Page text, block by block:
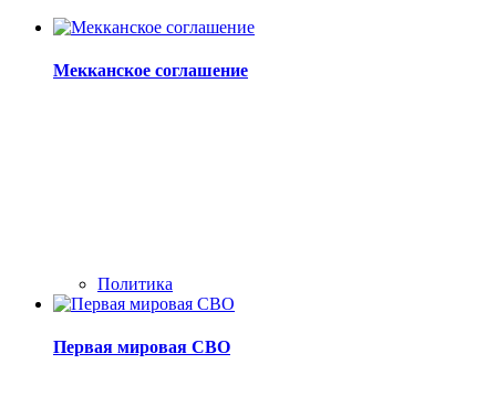
Мекканское соглашение
Политика
Первая мировая СВО